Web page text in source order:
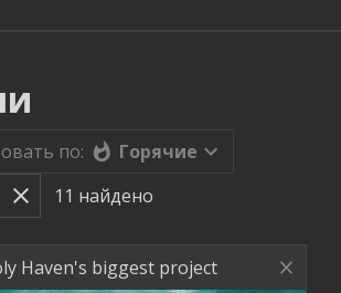
по:
Горячие
11 найдено
Haven's biggest project